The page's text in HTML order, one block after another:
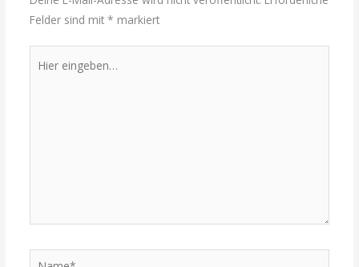
Felder sind mit * markiert
eingeben…